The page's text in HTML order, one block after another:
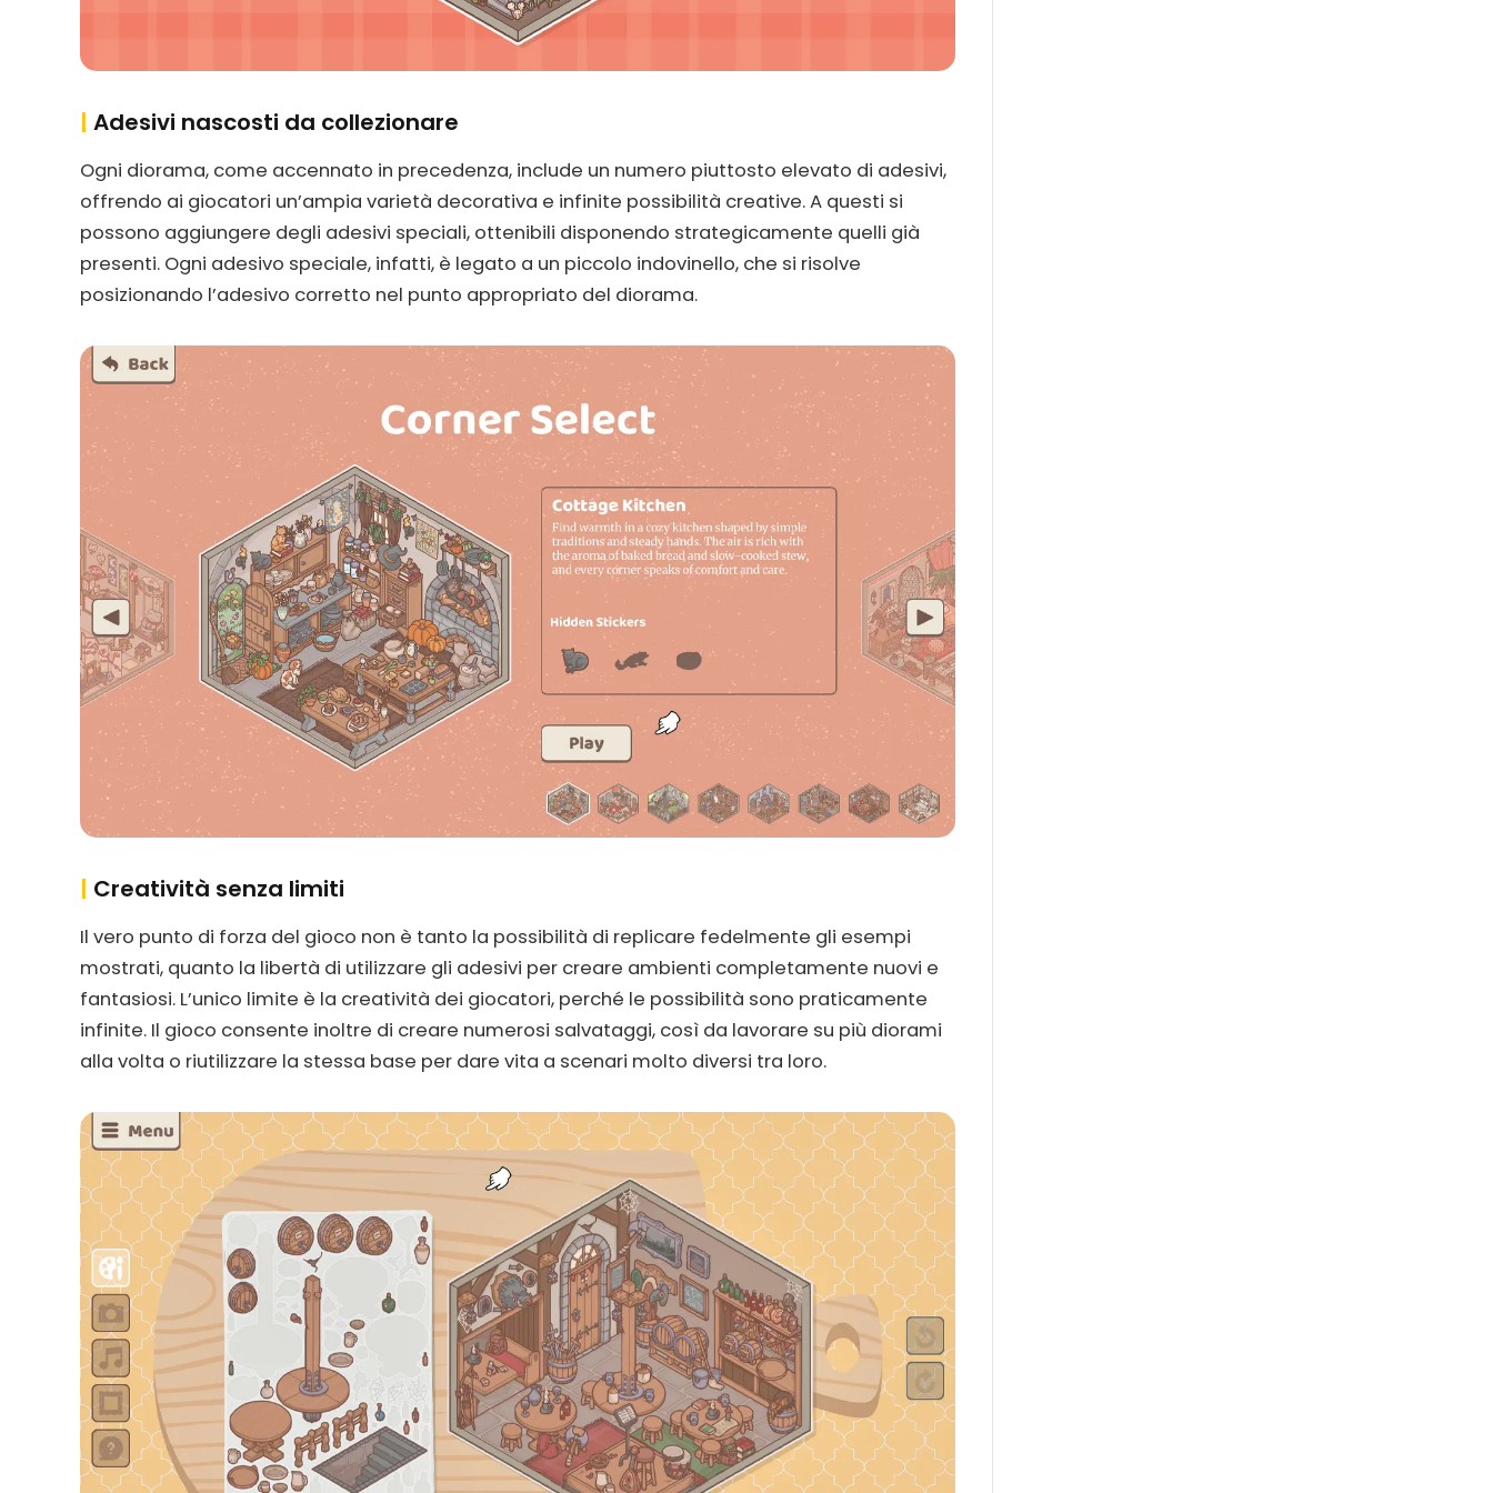
| Adesivi nascosti da collezionare
Ogni diorama, come accennato in precedenza, include un numero piuttosto elevato di adesivi,
offrendo ai giocatori un’ampia varietà decorativa e infinite possibilità creative. A questi si
possono aggiungere degli adesivi speciali, ottenibili disponendo strategicamente quelli già
presenti. Ogni adesivo speciale, infatti, è legato a un piccolo indovinello, che si risolve
posizionando l’adesivo corretto nel punto appropriato del diorama.
| Creatività senza limiti
Il vero punto di forza del gioco non è tanto la possibilità di replicare fedelmente gli esempi
mostrati, quanto la libertà di utilizzare gli adesivi per creare ambienti completamente nuovi e
fantasiosi. L’unico limite è la creatività dei giocatori, perché le possibilità sono praticamente
infinite. Il gioco consente inoltre di creare numerosi salvataggi, così da lavorare su più diorami
alla volta o riutilizzare la stessa base per dare vita a scenari molto diversi tra loro.